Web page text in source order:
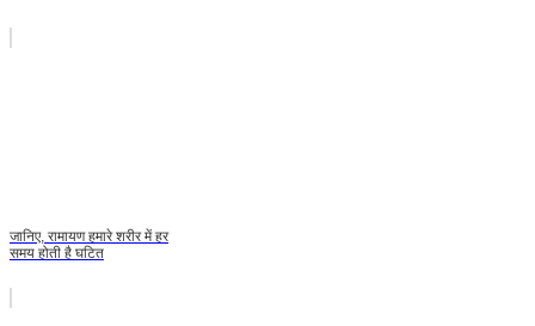
जानिए, रामायण हमारे शरीर में हर
समय होती है घटित